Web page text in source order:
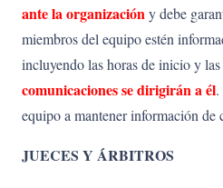
ante la organizacióny debe
miembros del equipo estén
incluyendo las horas de inicio y las
comunicacionessedirigiránaél.
equipo a mantener información de
JUECES Y ÁRBITROS